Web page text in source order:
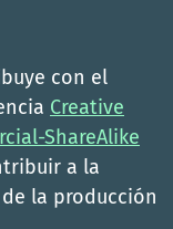
con el
Creative
ShareAlike
a la
la producción